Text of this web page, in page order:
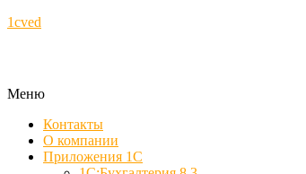
1cved
Меню
Контакты
О компании
Приложения 1С